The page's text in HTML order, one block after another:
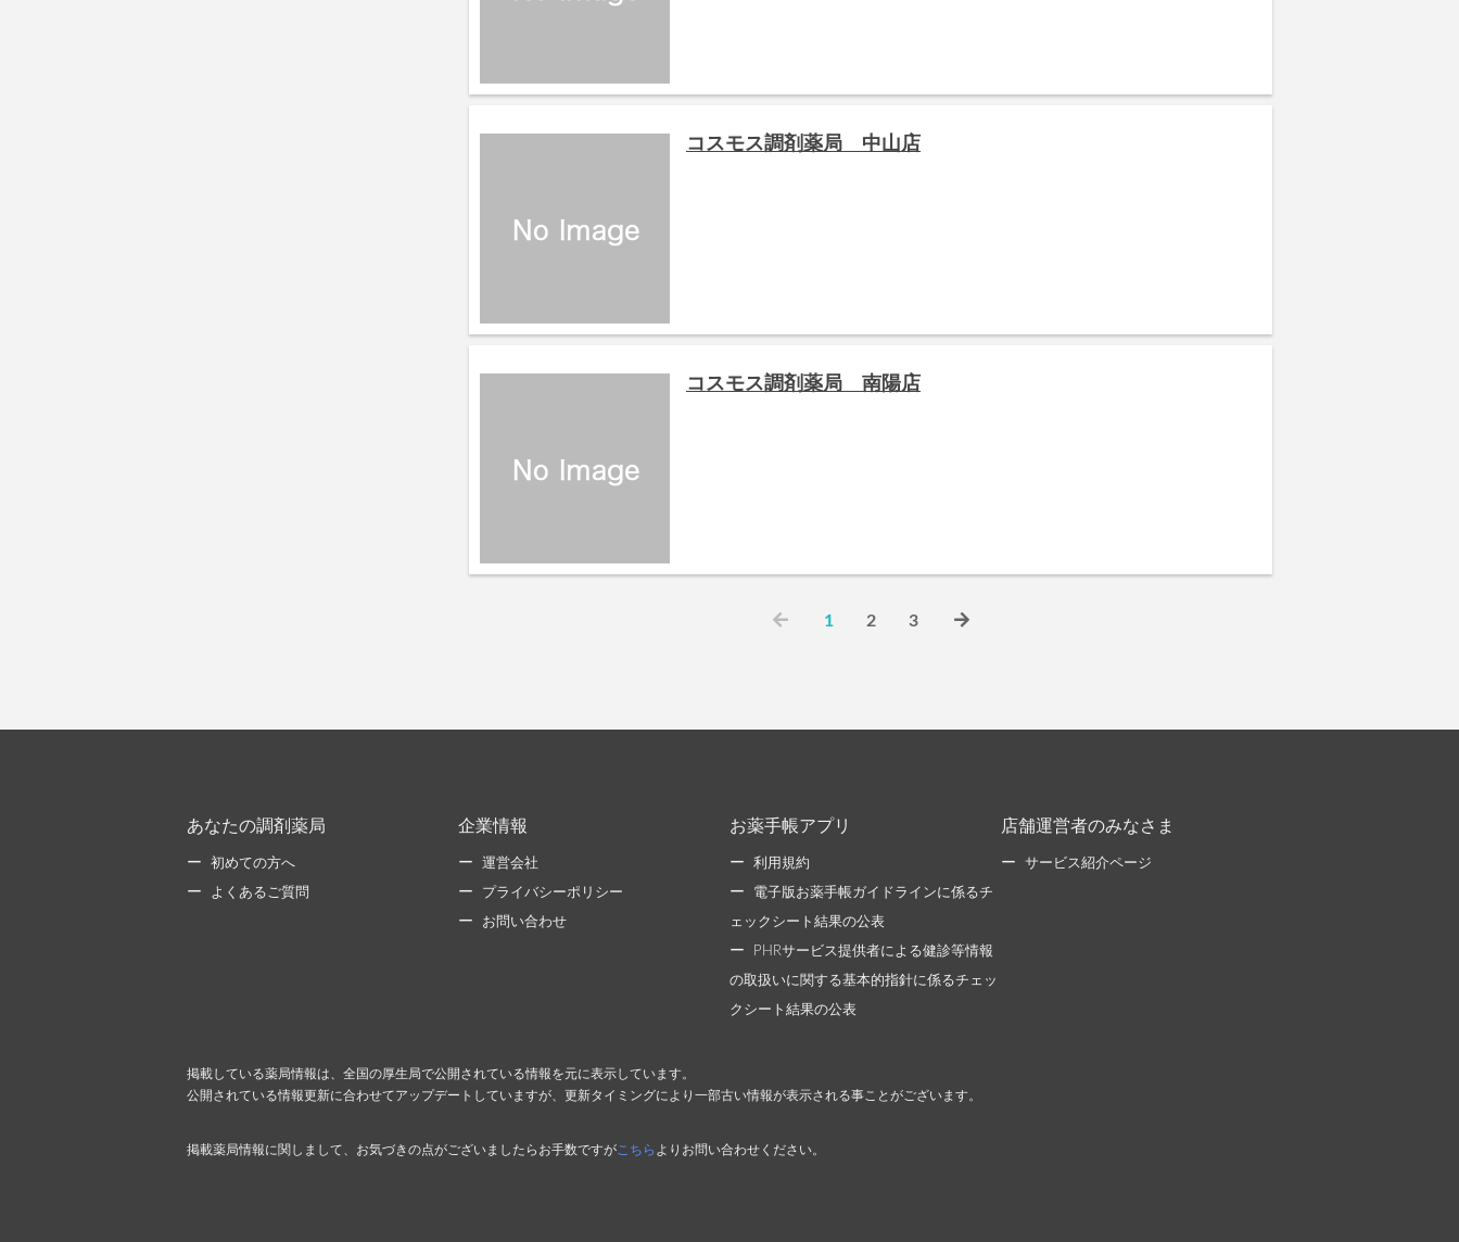
コスモス調剤薬局 中山店
コスモス調剤薬局 南陽店
1 2 3
あなたの調剤薬局
初めての方へ
よくあるご質問
企業情報
運営会社
プライバシーポリシー
お問い合わせ
お薬手帳アプリ
利用規約
電子版お薬手帳ガイドラインに係るチ
ェックシート結果の公表
PHRサービス提供者による健診等情報
の取扱いに関する基本的指針に係るチェッ
クシート結果の公表
店舗運営者のみなさま
サービス紹介ページ
掲載している薬局情報は、全国の厚生局で公開されている情報を元に表示しています。
公開されている情報更新に合わせてアップデートしていますが、更新タイミングにより一部古い情報が表示される事ことがございます。
掲載薬局情報に関しまして、お気づきの点がございましたらお手数ですが こちら よりお問い合わせください。